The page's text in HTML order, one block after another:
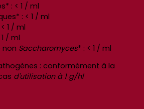
: < 1 / ml
: < 1 / ml
1 / ml
/ ml
non Saccharomyces* : < 1 / ml
: conformément à la
d'utilisation à 1 g/hl